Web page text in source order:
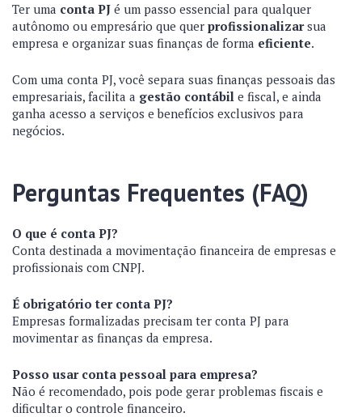
Ter uma conta PJ é um passo essencial para qualquer
autônomo ou empresário que quer profissionalizarsua
empresa e organizar suas finanças de forma eficiente.
Com uma conta PJ, você separa suas finanças pessoais das
empresariais, facilita a gestão contábil e fiscal, e ainda
ganha acesso a serviços e benefícios exclusivos para
negócios.
Perguntas Frequentes (FAQ)
O que é conta PJ?
Conta destinada a movimentação financeira de empresas e
profissionais com CNPJ.
É obrigatório ter conta PJ?
Empresas formalizadas precisam ter conta PJ para
movimentar as finanças da empresa.
Posso usar conta pessoal para empresa?
Não é recomendado, pois pode gerar problemas fiscais e
dificultar o controle financeiro.